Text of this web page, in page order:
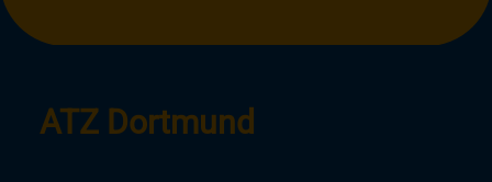
ATZ Dortmund